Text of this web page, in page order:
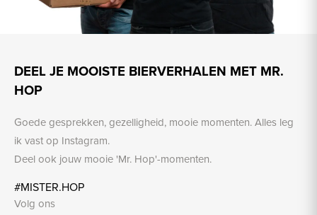
DEEL JE MOOISTE BIERVERHALEN MET MR.
HOP
Goede gesprekken, gezelligheid, mooie momenten. Alles leg
ik vast op Instagram.
Deel ook jouw mooie 'Mr. Hop'-momenten.
#MISTER.HOP
Volg ons